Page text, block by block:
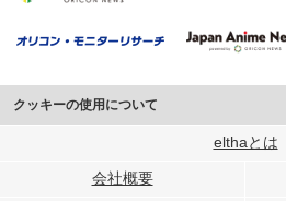
クッキーの使用について
このサイトでは Cookie を使用して、ユーザ
行っています。
elthaとは
会社概要